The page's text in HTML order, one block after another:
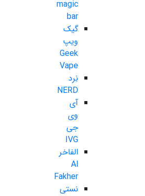
magic
bar
گیک
ویپ
Geek
Vape
نِرد
NERD
آی
وی
جی
IVG
الفاخر
Al
Fakher
نستی